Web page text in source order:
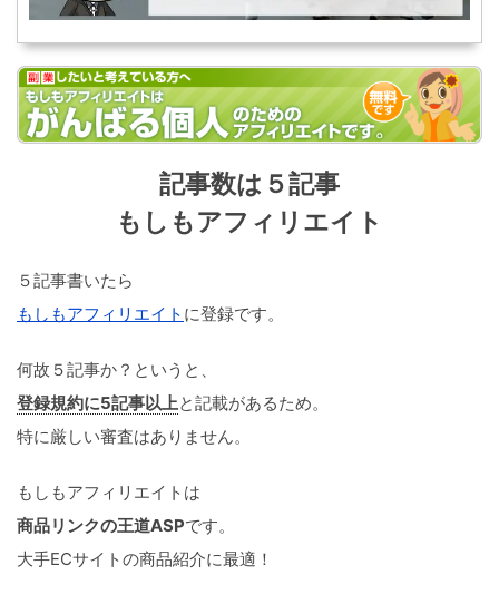
記事数は５記事
もしもアフィリエイト
５記事書いたら
もしもアフィリエイト に登録です。
何故５記事か？というと、
登録規約に5記事以上と記載があるため。
特に厳しい審査はありません。
もしもアフィリエイトは
商品リンクの王道ASPです。
大手ECサイトの商品紹介に最適！